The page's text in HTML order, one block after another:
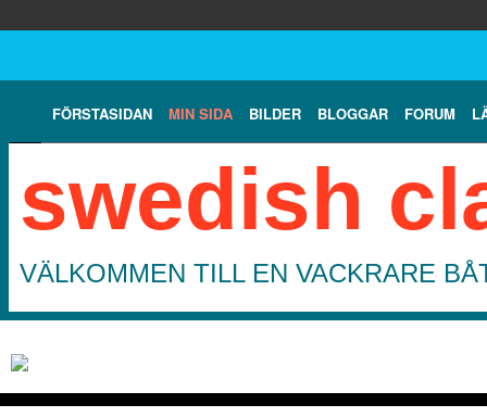
FÖRSTASIDAN MIN SIDA BILDER BLOGGAR FORUM
swedish
VÄLKOMMEN TILL EN VACKRARE